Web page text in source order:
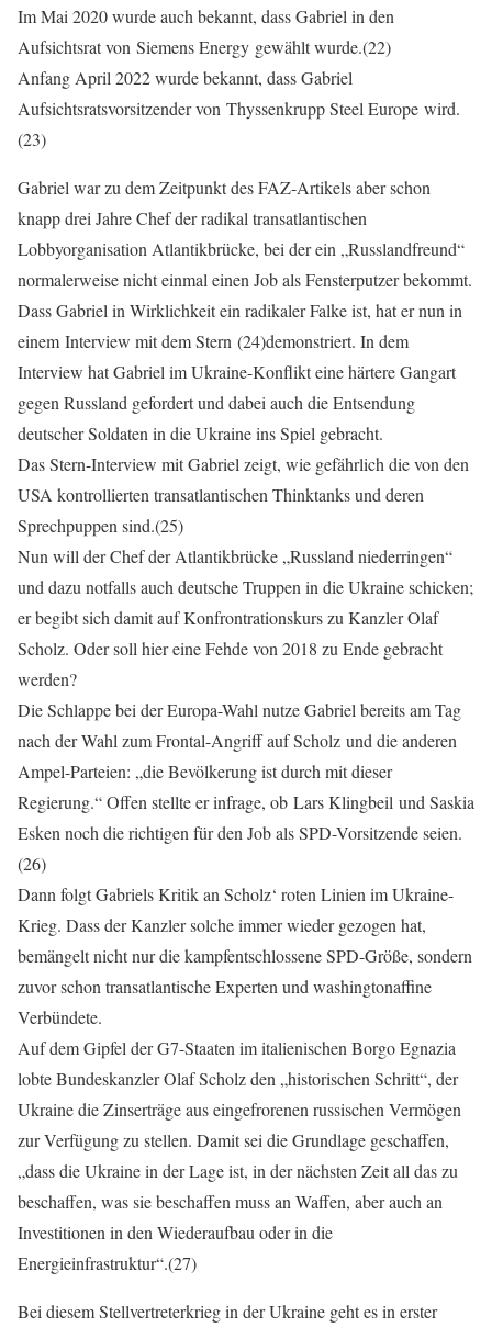
Im Mai 2020 wurde auch bekannt, dass Gabriel in den
Aufsichtsrat von Siemens Energy gewählt wurde.(22)
Anfang April 2022 wurde bekannt, dass Gabriel
Aufsichtsratsvorsitzender von Thyssenkrupp Steel Europe wird.
(23)
Gabriel war zu dem Zeitpunkt des FAZ-Artikels aber schon
knapp drei Jahre Chef der radikal transatlantischen
Lobbyorganisation Atlantikbrücke, bei der ein „Russlandfreund“
normalerweise nicht einmal einen Job als Fensterputzer bekommt.
Dass Gabriel in Wirklichkeit ein radikaler Falke ist, hat er nun in
einem Interview mit dem Stern (24)demonstriert. In dem
Interview hat Gabriel im Ukraine-Konflikt eine härtere Gangart
gegen Russland gefordert und dabei auch die Entsendung
deutscher Soldaten in die Ukraine ins Spiel gebracht.
Das Stern-Interview mit Gabriel zeigt, wie gefährlich die von den
USA kontrollierten transatlantischen Thinktanks und deren
Sprechpuppen sind.(25)
Nun will der Chef der Atlantikbrücke „Russland niederringen“
und dazu notfalls auch deutsche Truppen in die Ukraine schicken;
er begibt sich damit auf Konfrontrationskurs zu Kanzler Olaf
Scholz. Oder soll hier eine Fehde von 2018 zu Ende gebracht
werden?
Die Schlappe bei der Europa-Wahl nutze Gabriel bereits am Tag
nach der Wahl zum Frontal-Angriff auf Scholz und die anderen
Ampel-Parteien: „die Bevölkerung ist durch mit dieser
Regierung.“ Offen stellte er infrage, ob Lars Klingbeil und Saskia
Esken noch die richtigen für den Job als SPD-Vorsitzende seien.
(26)
Dann folgt Gabriels Kritik an Scholz‘ roten Linien im Ukraine-
Krieg. Dass der Kanzler solche immer wieder gezogen hat,
bemängelt nicht nur die kampfentschlossene SPD-Größe, sondern
zuvor schon transatlantische Experten und washingtonaffine
Verbündete.
Auf dem Gipfel der G7-Staaten im italienischen Borgo Egnazia
lobte Bundeskanzler Olaf Scholz den „historischen Schritt“, der
Ukraine die Zinserträge aus eingefrorenen russischen Vermögen
zur Verfügung zu stellen. Damit sei die Grundlage geschaffen,
„dass die Ukraine in der Lage ist, in der nächsten Zeit all das zu
beschaffen, was sie beschaffen muss an Waffen, aber auch an
Investitionen in den Wiederaufbau oder in die
Energieinfrastruktur“.(27)
Bei diesem Stellvertreterkrieg in der Ukraine geht es in erster